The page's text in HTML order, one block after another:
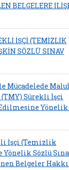
BELGELERE
İŞÇİ (TEMİZLİK
SÖZLÜ SINAV
Mücadelede
Sürekli İşçi
Yönelik
İşçi (Temizlik
Sözlü
Belgeler